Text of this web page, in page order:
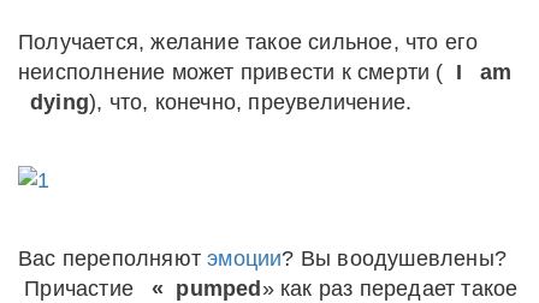
Получается, желание такое сильное, что его
неисполнение может привести к смерти ( I
am
dying), что, конечно, преувеличение.
Вас переполняютэмоции? Вы воодушевлены?
Причастие
« pumped » как раз передает такое